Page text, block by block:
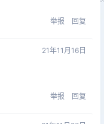
举报 回复
21年11月16日
举报 回复